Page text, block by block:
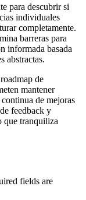
para descubrir si
individuales
completamente.
barreras para
informada basada
abstractas.
de
mantener
de mejoras
feedback y
que tranquiliza
fields are